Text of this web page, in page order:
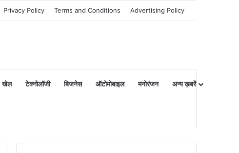
Privacy Policy Terms and Conditions Advertising Policy
खेल टेक्नोलॉजी बिजनेस ऑटोमोबाइल मनोरंजन अन्य ख़बरें